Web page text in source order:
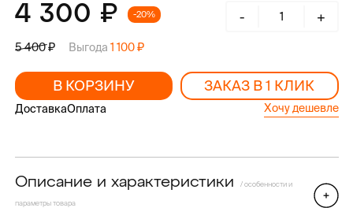
4 300 -20%
5 400 Выгода 1 100
- +
В КОРЗИНУ ЗАКАЗ В 1 КЛИК
ДоставкаОплата Хочу дешевле
Описание и характеристики / особенности и
параметры товара